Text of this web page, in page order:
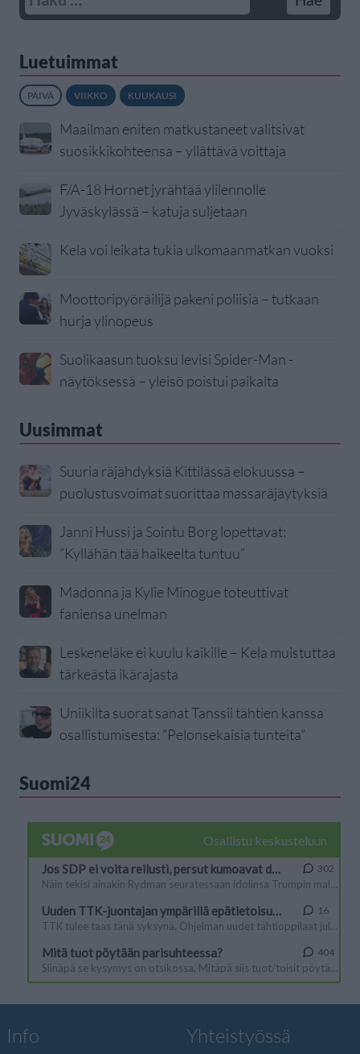
Luetuimmat
PÄIVÄ VIIKKO KUUKAUSI
Maailman eniten matkustaneet valitsivat
suosikkikohteensa – yllättävä voittaja
F/A-18 Hornet jyrähtää ylilennolle
Jyväskylässä – katuja suljetaan
Kela voi leikata tukia ulkomaanmatkan vuoksi
Moottoripyöräilijä pakeni poliisia – tutkaan
hurja ylinopeus
Suolikaasun tuoksu levisi Spider-Man -
näytöksessä – yleisö poistui paikalta
Uusimmat
Suuria räjähdyksiä Kittilässä elokuussa –
puolustusvoimat suorittaa massaräjäytyksiä
Janni Hussi ja Sointu Borg lopettavat:
”Kyllähän tää haikeelta tuntuu”
Madonna ja Kylie Minogue toteuttivat
faniensa unelman
Leskeneläke ei kuulu kaikille – Kela muistuttaa
tärkeästä ikärajasta
Uniikilta suorat sanat Tanssii tähtien kanssa
osallistumisesta: ”Pelonsekaisia tunteita”
Suomi24
Info Yhteistyössä